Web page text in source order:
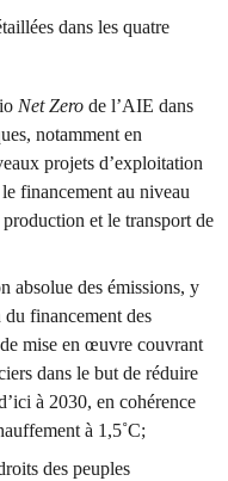
dans les quatre
Net Zero de l’AIE dans
notamment en
projets d’exploitation
financement au niveau
et le transport de
absolue des émissions, y
financement des
mise en œuvre couvrant
dans le but de réduire
à 2030, en cohérence
à 1,5˚C;
des peuples